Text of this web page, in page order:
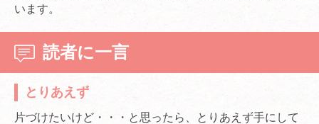
います。
読者に一言
とりあえず
片づけたいけど・・・と思ったら、とりあえず手にして